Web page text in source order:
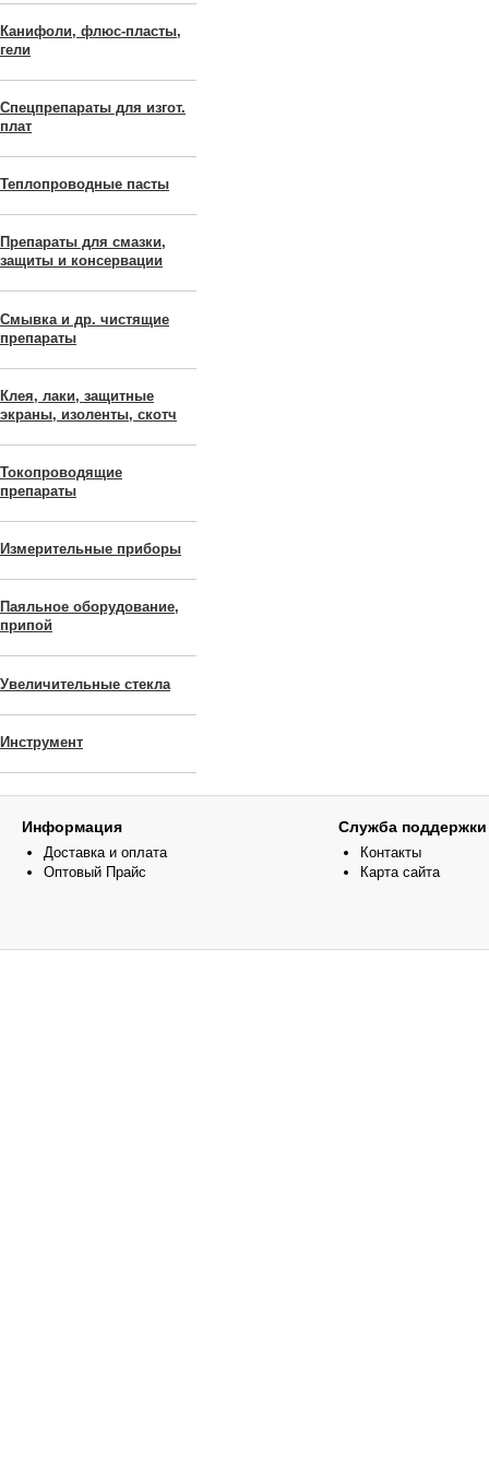
Канифоли, флюс-пласты,
гели
Спецпрепараты для изгот.
плат
Теплопроводные пасты
Препараты для смазки,
защиты и консервации
Смывка и др. чистящие
препараты
Клея, лаки, защитные
экраны, изоленты, скотч
Токопроводящие
препараты
Измерительные приборы
Паяльное оборудование,
припой
Увеличительные стекла
Инструмент
Информация
Доставка и оплата
Оптовый Прайс
Служба поддержки
Контакты
Карта сайта